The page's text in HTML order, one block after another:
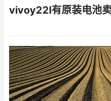
vivoy22l有原装电池